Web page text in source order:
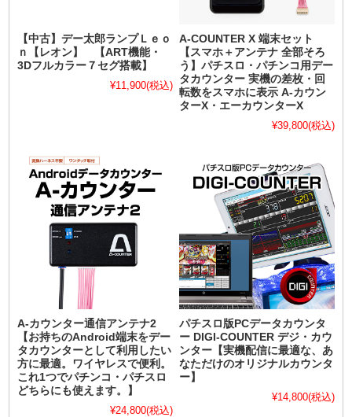
【中古】デー太郎ランプＬｅｏ
ｎ【レオン】 【ART機能・
3Dフルカラー７セグ搭載】
¥11,900(税込)
A-COUNTER X 端末セット
【スマホ＋アンテナ 全部そろ
う】パチスロ・パチンコ用デー
タカウンター 実機の差枚・回
転数をスマホに表示 A-カウン
ターX・エーカウンターX
¥39,800(税込)
A-カウンター通信アンテナ2
【お持ちのAndroid端末をデー
タカウンターとして利用したい
方に最適。ワイヤレスで便利。
これ1つでパチンコ・パチスロ
どちらにも使えます。】
¥24,800(税込)
パチスロ版PCデータカウンタ
ー DIGI-COUNTER デジ・カウ
ンター【実機配信に最適な、あ
なただけのオリジナルカウンタ
ー】
¥14,800(税込)